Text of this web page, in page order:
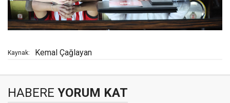
Kaynak: Kemal Çağlayan
HABERE YORUM KAT